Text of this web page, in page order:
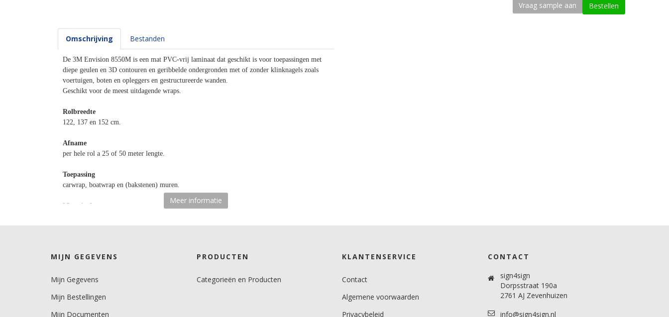
Omschrijving Bestanden
De 3M Envision 8550M is een mat PVC-vrij laminaat dat geschikt is voor toepassingen met
diepe geulen en 3D contouren en geribbelde ondergronden met of zonder klinknagels zoals
voertuigen, boten en opleggers en gestructureerde wanden.
Geschikt voor de meest uitdagende wraps.
Rolbreedte
122, 137 en 152 cm.
Afname
per hele rol a 25 of 50 meter lengte.
Toepassing
carwrap, boatwrap en (bakstenen) muren.
Materiaaltype
gebogen.
Dikte
50 mu.
Meer informatie
MIJN GEGEVENS
Mijn Gegevens
Mijn Bestellingen
Mijn Documenten
PRODUCTEN
Categorieën en Producten
KLANTENSERVICE
Contact
Algemene voorwaarden
Privacybeleid
CONTACT
sign4sign
Dorpsstraat 190a
2761 AJ Zevenhuizen
info@sign4sign.nl